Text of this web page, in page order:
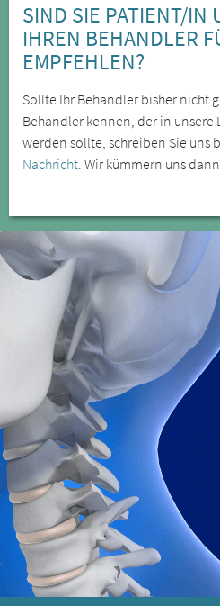
SIND SIE PATIENT/IN
IHREN BEHANDLER
EMPFEHLEN?
Sollte Ihr Behandler bisher nicht
Behandler kennen, der in unsere
werden sollte, schreiben Sie uns
Nachricht. Wir kümmern uns